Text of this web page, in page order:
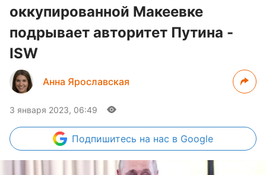
оккупированной Макеевке
подрывает авторитет Путина -
ISW
Анна Ярославская
3 января 2023, 06:49
Подпишитесь на нас в Google